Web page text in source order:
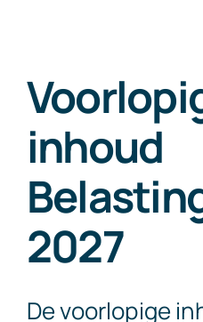
Exact
Neem
inhoud
2027
De voorlopige